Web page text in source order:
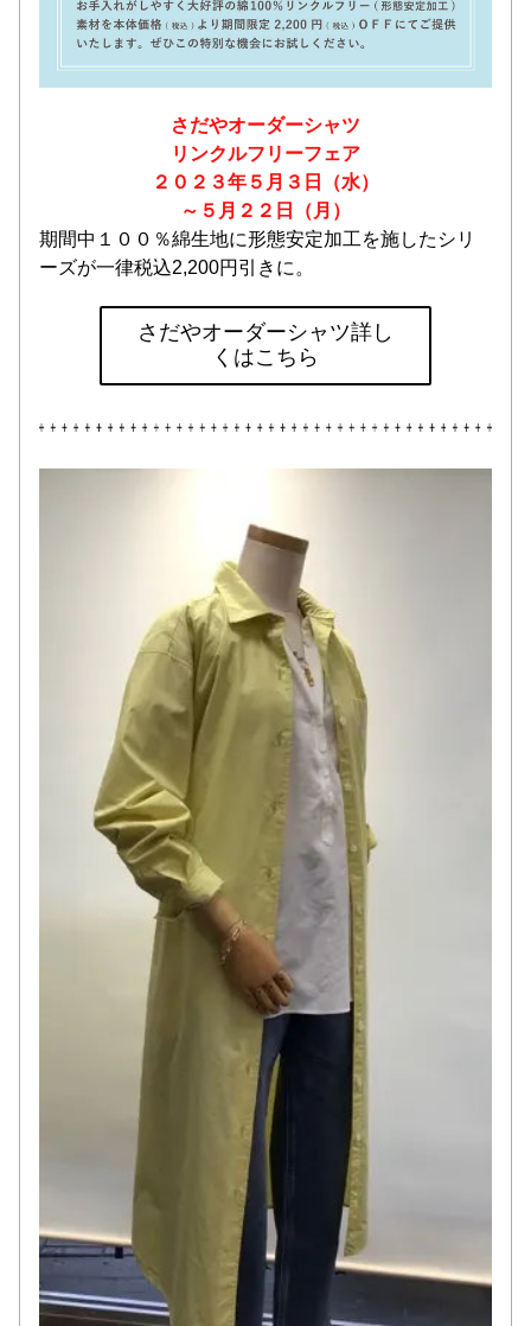
さだやオーダーシャツ
リンクルフリーフェア
２０２３年５月３日（水）
～５月２２日（月）
期間中１００％綿生地に形態安定加工を施したシリ
ーズが一律税込2,200円引きに。
さだやオーダーシャツ詳し
くはこちら